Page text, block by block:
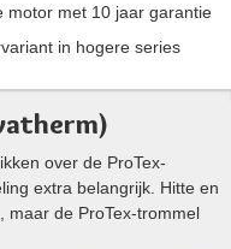
motor met 10 jaar garantie
in hogere series
over de ProTex-
extra belangrijk. Hitte en
maar de ProTex-trommel